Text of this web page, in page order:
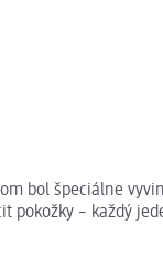
bol špeciálne
pokožky – každý